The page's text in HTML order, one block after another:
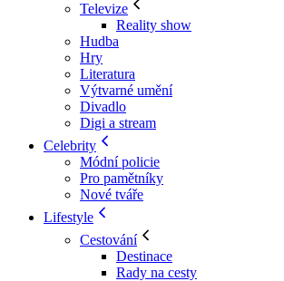
Televize
Reality show
Hudba
Hry
Literatura
Výtvarné umění
Divadlo
Digi a stream
Celebrity
Módní policie
Pro pamětníky
Nové tváře
Lifestyle
Cestování
Destinace
Rady na cesty